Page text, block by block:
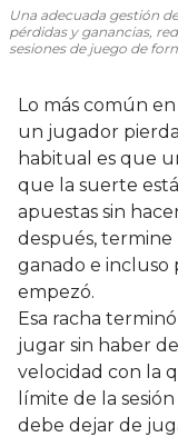
Una adecuada gestión
pérdidas y ganancias,
sesiones de juego de
Lo más común
un jugador
habitual es que
que la suerte
apuestas sin
después,
ganado e
empezó.
Esa racha
jugar sin haber
velocidad con la
límite de la
debe dejar de